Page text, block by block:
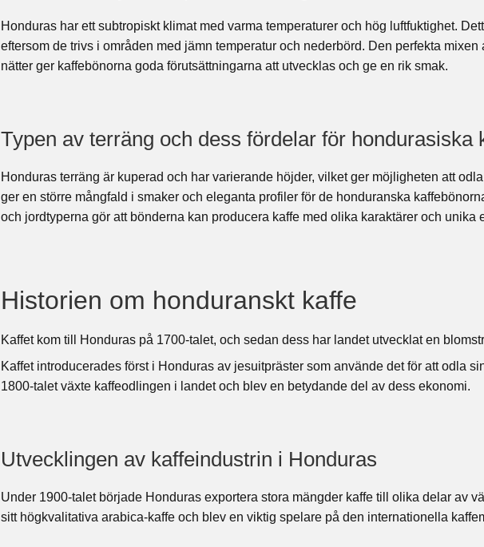
Honduras har ett subtropiskt klimat med varma temperaturer och hög luftfuktighet.
eftersom de trivs i områden med jämn temperatur och nederbörd. Den perfekta
nätter ger kaffebönorna goda förutsättningarna att utvecklas och ge en rik smak.
Typen av terräng och dess fördelar för hondurasiska
Honduras terräng är kuperad och har varierande höjder, vilket ger möjligheten att
ger en större mångfald i smaker och eleganta profiler för de honduranska
och jordtyperna gör att bönderna kan producera kaffe med olika karaktärer och unika
Historien om honduranskt kaffe
Kaffet kom till Honduras på 1700-talet, och sedan dess har landet utvecklat en
Kaffet introducerades först i Honduras av jesuitpräster som använde det för att odla
1800-talet växte kaffeodlingen i landet och blev en betydande del av dess ekonomi.
Utvecklingen av kaffeindustrin i Honduras
Under 1900-talet började Honduras exportera stora mängder kaffe till olika delar av
sitt högkvalitativa arabica-kaffe och blev en viktig spelare på den internationella